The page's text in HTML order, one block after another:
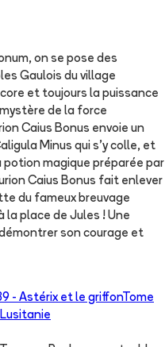
on se pose des
Gaulois du village
et toujours la puissance
de la force
Caius Bonus envoie un
Minus qui s’y colle, et
potion magique préparée par
Caius Bonus fait enlever
du fameux breuvage
la place de Jules ! Une
son courage et
- Astérix et le griffonTome